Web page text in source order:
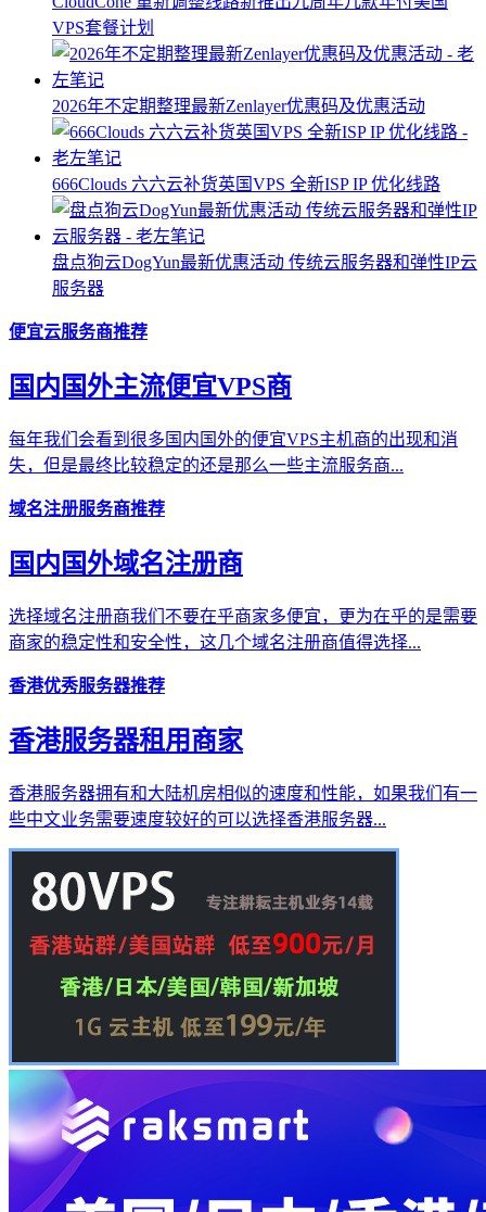
VPS套餐计划
2026年不定期整理最新Zenlayer优惠码及优惠活动
666Clouds 六六云补货英国VPS 全新ISP IP 优化线路
盘点狗云DogYun最新优惠活动 传统云服务器和弹性IP云
服务器
便宜云服务商推荐
国内国外主流便宜VPS商
每年我们会看到很多国内国外的便宜VPS主机商的出现和消
失，但是最终比较稳定的还是那么一些主流服务商...
域名注册服务商推荐
国内国外域名注册商
选择域名注册商我们不要在乎商家多便宜，更为在乎的是需要
商家的稳定性和安全性，这几个域名注册商值得选择...
香港优秀服务器推荐
香港服务器租用商家
香港服务器拥有和大陆机房相似的速度和性能，如果我们有一
些中文业务需要速度较好的可以选择香港服务器...